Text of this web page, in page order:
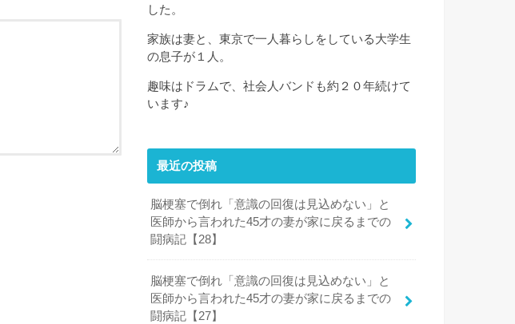
した。
家族は妻と、東京で一人暮らしをしている大学生
の息子が１人。
趣味はドラムで、社会人バンドも約２０年続けて
います♪
最近の投稿
脳梗塞で倒れ「意識の回復は見込めない」と
医師から言われた45才の妻が家に戻るまでの
闘病記【28】
脳梗塞で倒れ「意識の回復は見込めない」と
医師から言われた45才の妻が家に戻るまでの
闘病記【27】